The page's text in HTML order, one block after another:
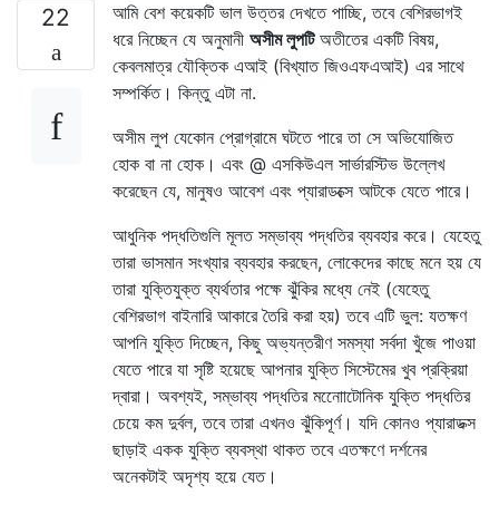
22
আমি বেশ কয়েকটি ভাল উত্তর দেখতে পাচ্ছি, তবে বেশিরভাগই
ধরে নিচ্ছেন যে অনুমানী অসীম লুপটিঅতীতের একটি বিষয়,
কেবলমাত্র যৌক্তিক এআই (বিখ্যাত জিওএফএআই) এর সাথে
সম্পর্কিত। কিন্তু এটা না.
অসীম লুপ যেকোন প্রোগ্রামে ঘটতে পারে তা সে অভিযোজিত
হোক বা না হোক। এবং @ এসকিউএল সার্ভারস্টিভ উল্লেখ
করেছেন যে, মানুষও আবেশ এবং প্যারাডক্সে আটকে যেতে পারে।
আধুনিক পদ্ধতিগুলি মূলত সম্ভাব্য পদ্ধতির ব্যবহার করে। যেহেতু
তারা ভাসমান সংখ্যার ব্যবহার করছেন, লোকেদের কাছে মনে হয় যে
তারা যুক্তিযুক্ত ব্যর্থতার পক্ষে ঝুঁকির মধ্যে নেই (যেহেতু
বেশিরভাগ বাইনারি আকারে তৈরি করা হয়) তবে এটি ভুল: যতক্ষণ
আপনি যুক্তি দিচ্ছেন, কিছু অভ্যন্তরীণ সমস্যা সর্বদা খুঁজে পাওয়া
যেতে পারে যা সৃষ্টি হয়েছে আপনার যুক্তি সিস্টেমের খুব প্রক্রিয়া
দ্বারা। অবশ্যই, সম্ভাব্য পদ্ধতির মনোোটোনিক যুক্তি পদ্ধতির
চেয়ে কম দুর্বল, তবে তারা এখনও ঝুঁকিপূর্ণ। যদি কোনও প্যারাডক্স
ছাড়াই একক যুক্তি ব্যবস্থা থাকত তবে এতক্ষণে দর্শনের
অনেকটাই অদৃশ্য হয়ে যেত।